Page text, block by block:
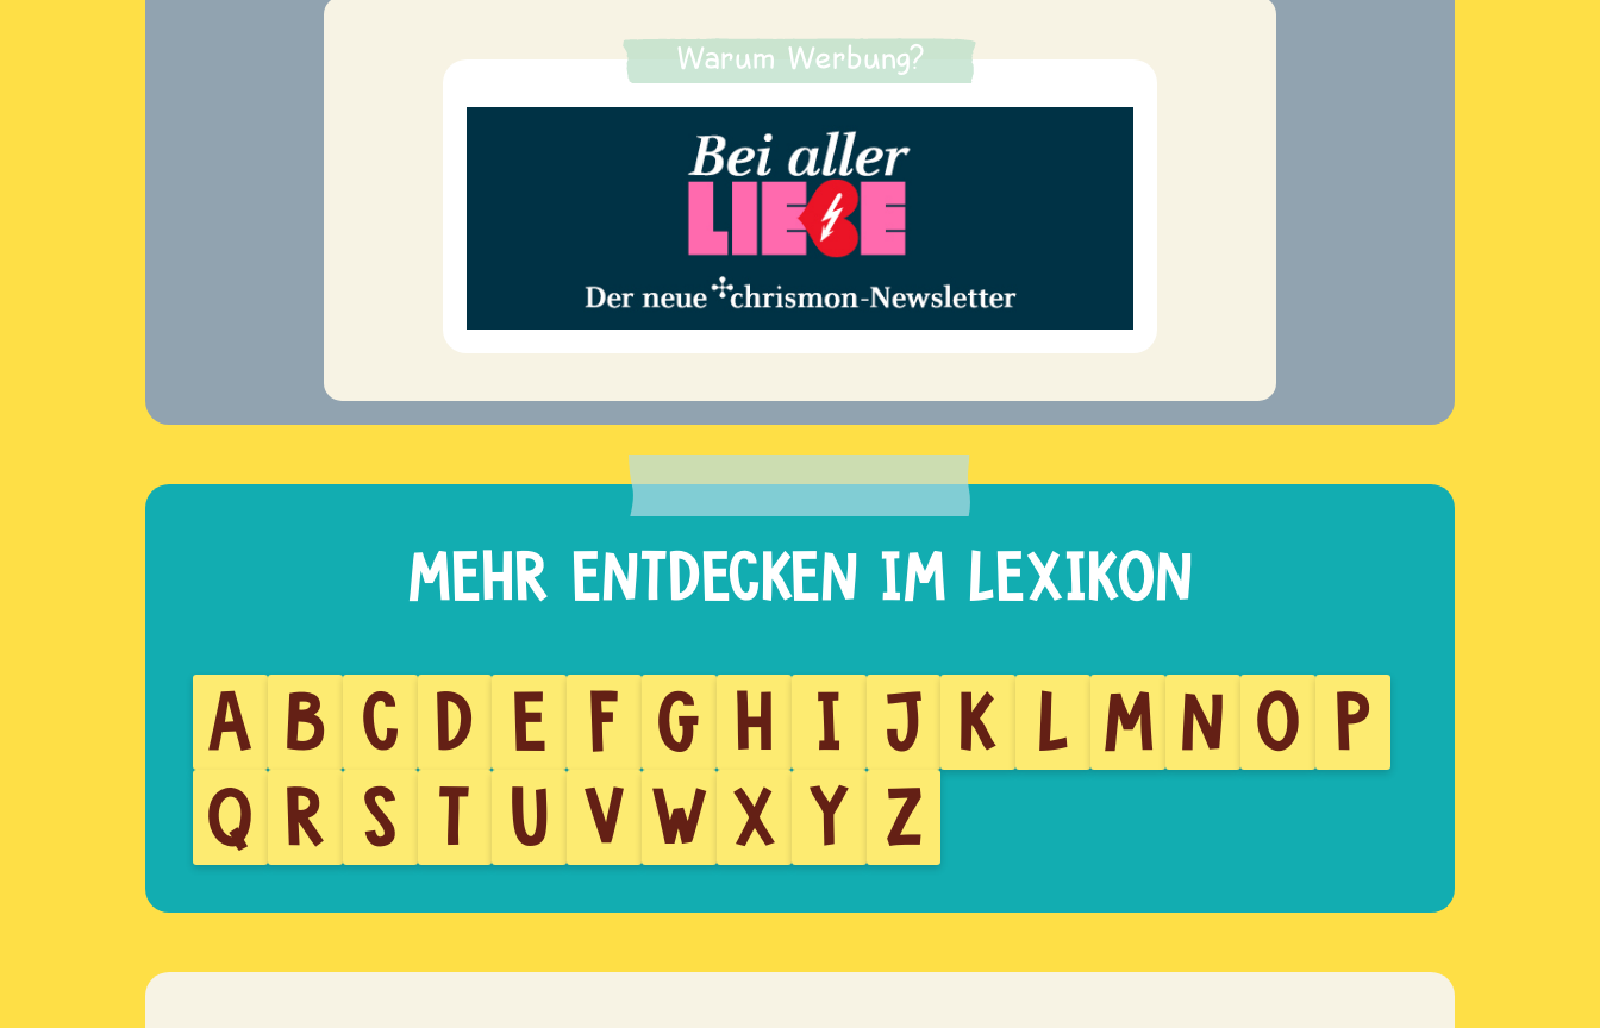
Warum Werbung?
A B C D E F G H I J K L M N O P
Q R S T U V W X Y Z